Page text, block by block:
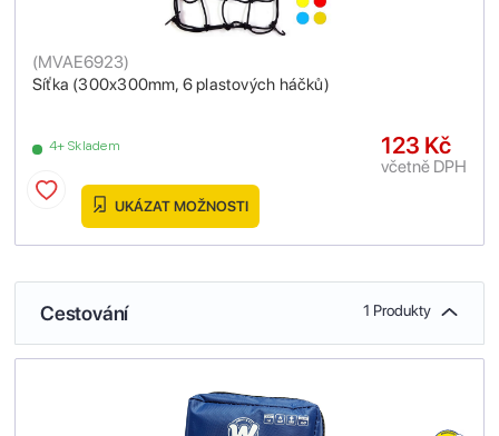
Síťka (300x300mm, 6 plastových háčků)
(MVAE6923)
4+ Skladem 123 Kč
včetně DPH
UKÁZAT MOŽNOSTI
Cestování 1 Produkty